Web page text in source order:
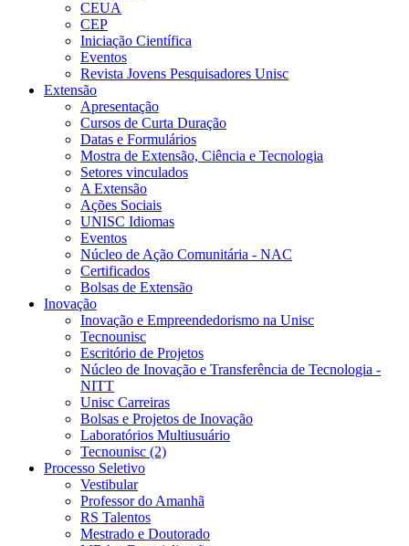
CEUA
CEP
Iniciação Científica
Eventos
Revista Jovens Pesquisadores Unisc
Extensão
Apresentação
Cursos de Curta Duração
Datas e Formulários
Mostra de Extensão, Ciência e Tecnologia
Setores vinculados
A Extensão
Ações Sociais
UNISC Idiomas
Eventos
Núcleo de Ação Comunitária - NAC
Certificados
Bolsas de Extensão
Inovação
Inovação e Empreendedorismo na Unisc
Tecnounisc
Escritório de Projetos
Núcleo de Inovação e Transferência de Tecnologia -
NITT
Unisc Carreiras
Bolsas e Projetos de Inovação
Laboratórios Multiusuário
Tecnounisc (2)
Processo Seletivo
Vestibular
Professor do Amanhã
RS Talentos
Mestrado e Doutorado